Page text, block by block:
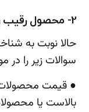
2- محصول رقیب را با دقت بررسی کنید
حالا نوبت به
سوالات زیر را
● قیمت
بالاست یا